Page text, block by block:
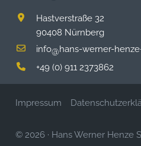
Hastverstraße 32
90408 Nürnberg
info@hans-werner-
+49 (0) 911 2373862
Impressum
© 2026 · Hans Werner Henze